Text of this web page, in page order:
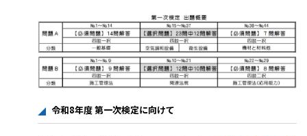
令和8年度 第一次検定に向けて